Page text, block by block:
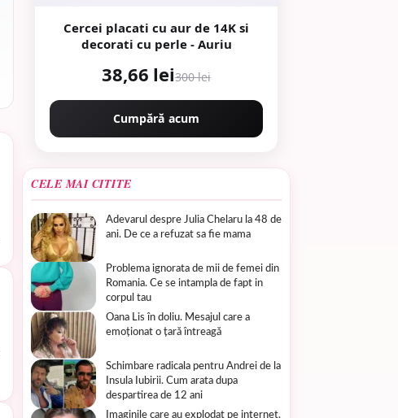
Cercei placati cu aur de 14K si
decorati cu perle - Auriu
38,66 lei300 lei
Cumpără acum
CELE MAI CITITE
Adevarul despre Julia Chelaru la 48 de
ani. De ce a refuzat sa fie mama
Problema ignorata de mii de femei din
Romania. Ce se intampla de fapt in
corpul tau
Oana Lis în doliu. Mesajul care a
emoționat o țară întreagă
Schimbare radicala pentru Andrei de la
Insula Iubirii. Cum arata dupa
despartirea de 12 ani
Imaginile care au explodat pe internet.